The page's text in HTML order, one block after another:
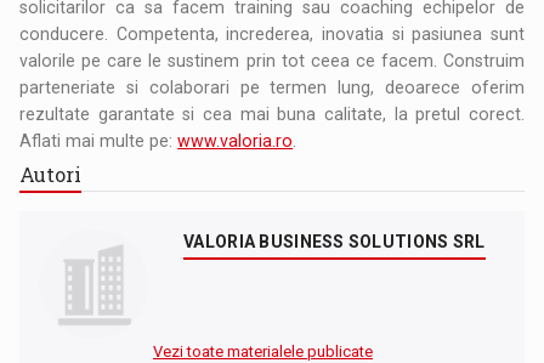
solicitarilor ca sa facem training sau coaching echipelor de
conducere. Competenta, increderea, inovatia si pasiunea sunt
valorile pe care le sustinem prin tot ceea ce facem. Construim
parteneriate si colaborari pe termen lung, deoarece oferim
rezultate garantate si cea mai buna calitate, la pretul corect.
Aflati mai multe pe:www.valoria.ro.
Autori
VALORIA BUSINESS SOLUTIONS SRL
Vezi toate materialele publicate